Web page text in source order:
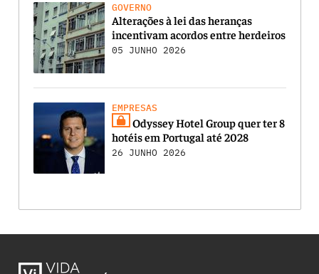
GOVERNO
Alterações à lei das heranças
incentivam acordos entre herdeiros
05 JUNHO 2026
EMPRESAS
Odyssey Hotel Group quer ter 8
hotéis em Portugal até 2028
26 JUNHO 2026